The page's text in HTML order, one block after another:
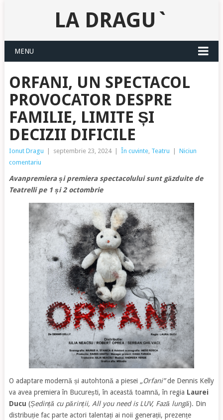
LA DRAGU`
MENU
ORFANI, UN SPECTACOL
PROVOCATOR DESPRE
FAMILIE, LIMITE ȘI
DECIZII DIFICILE
Ionut Dragu septembrie 23, 2024 În cuvinte, Teatru
Niciun
comentariu
Avanpremiera și premiera spectacolului sunt găzduite de
Teatrelli pe 1 și 2 octombrie
O adaptare modernă și autohtonă a piesei „Orfani”de Dennis Kelly
va avea premiera în București, în această toamnă, în regia Laurei
Ducu (Ședință cu părinții, All you need is LUV, Fază lungă). Din
distribuție fac parte actori talentați ai noii generații, prezențe